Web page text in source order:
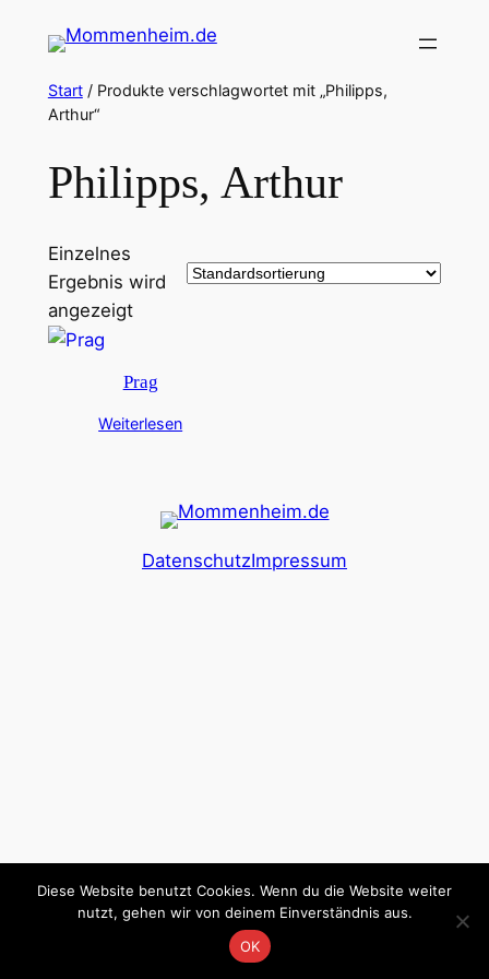
Inhalt
springen
Start/ Produkte verschlagwortet mit „Philipps,
Arthur“
Philipps, Arthur
Einzelnes
Ergebnis wird
angezeigt
Prag
Weiterlesen
DatenschutzImpressum
Diese Website benutzt Cookies. Wenn du die Website weiter
nutzt, gehen wir von deinem Einverständnis aus.
OK